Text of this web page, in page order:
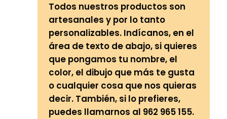
Todos nuestros productos son
artesanales y por lo tanto
personalizables. Indícanos, en el
área de texto de abajo, si quieres
que pongamos tu nombre, el
color, el dibujo que más te gusta
o cualquier cosa que nos quieras
decir. También, si lo prefieres,
puedes llamarnos al 962 965 155.